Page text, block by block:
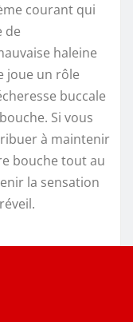
courant qui
de
haleine
joue un rôle
buccale
Si vous
à maintenir
bouche tout au
la sensation